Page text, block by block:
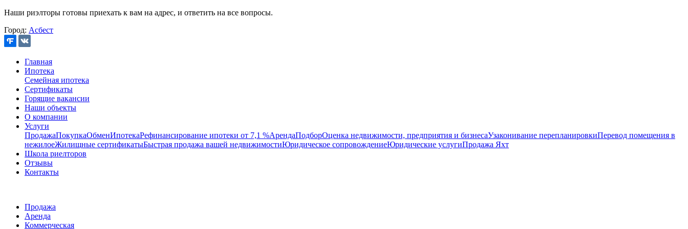
Наши риэлторы готовы приехать к вам на адрес, и ответить на все вопросы.
Город: Асбест
Главная
Ипотека
Семейная ипотека
Сертификаты
Горящие вакансии
Наши объекты
О компании
Услуги
ПродажаПокупкаОбменИпотекаРефинансирование ипотеки от 7,1 %АрендаПодборОценка недвижимости, предприятия и бизнесаУзаконивание перепланировкиПеревод помещения в
нежилоеЖилищные сертификатыБыстрая продажа вашей недвижимостиЮридическое сопровождениеЮридические услугиПродажа Яхт
Школа риелторов
Отзывы
Контакты
Продажа
Аренда
Коммерческая